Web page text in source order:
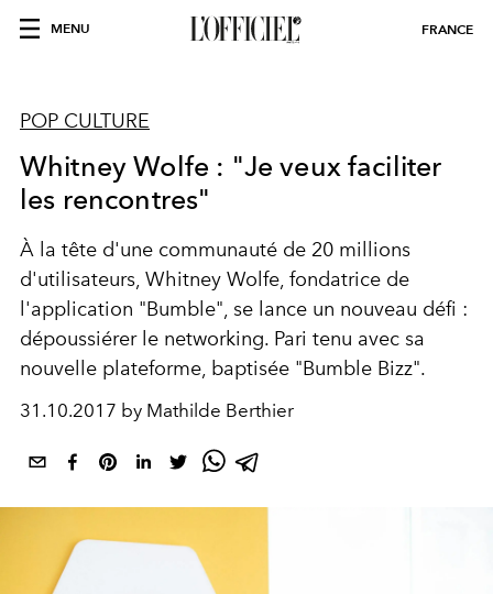
MENU FRANCE
POP CULTURE
Whitney Wolfe : "Je veux faciliter
les rencontres"
À la tête d'une communauté de 20 millions
d'utilisateurs, Whitney Wolfe, fondatrice de
l'application "Bumble", se lance un nouveau défi :
dépoussiérer le networking. Pari tenu avec sa
nouvelle plateforme, baptisée "Bumble Bizz".
31.10.2017 by Mathilde Berthier